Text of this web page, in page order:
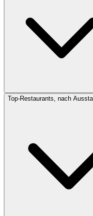
Top-Restaurants, nach